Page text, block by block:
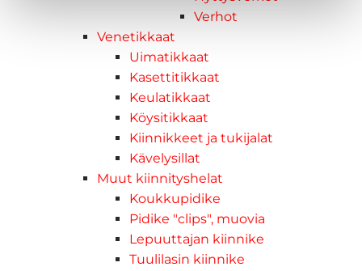
Verhot
Venetikkaat
Uimatikkaat
Kasettitikkaat
Keulatikkaat
Köysitikkaat
Kiinnikkeet ja tukijalat
Kävelysillat
Muut kiinnityshelat
Koukkupidike
Pidike "clips", muovia
Lepuuttajan kiinnike
Tuulilasin kiinnike